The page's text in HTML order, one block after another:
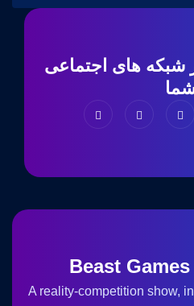
شبکه های اجتماعی
Beast
A reality-competition show,